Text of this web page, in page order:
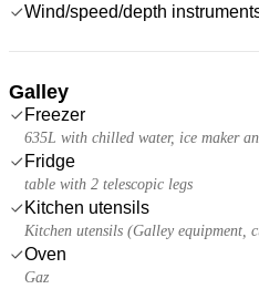
Wind/speed/depth
Galley
Freezer
635L with chilled water, ice maker
Fridge
table with 2 telescopic legs
Kitchen utensils
Kitchen utensils (Galley equipment,
Oven
Gaz